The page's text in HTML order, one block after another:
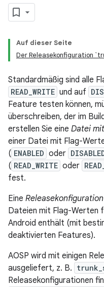
Auf dieser Seite
Der Releasekonfiguration
Standardmäßig sind alle
READ_WRITE und auf
Feature testen können,
überschreiben, der im
erstellen Sie eine Datei
einer Datei mit Flag-
( ENABLED oder
( READ_WRITE oder
fest.
Eine Releasekonfiguration
Dateien mit Flag-Werten
Android enthält (mit
deaktivierten Features).
AOSP wird mit einigen
ausgeliefert, z. B.
Releasekonfigurationen